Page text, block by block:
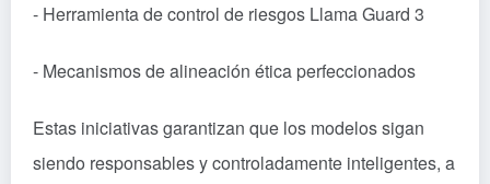
- Herramienta de control de riesgos Llama Guard 3
- Mecanismos de alineación ética perfeccionados
Estas iniciativas garantizan que los modelos sigan
siendo responsables y controladamente inteligentes, a